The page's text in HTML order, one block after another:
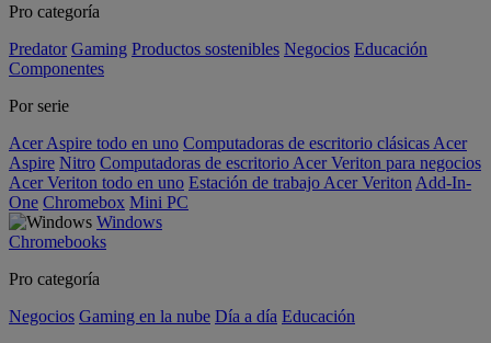
Pro categoría
Predator Gaming Productos sostenibles Negocios Educación
Componentes
Por serie
Acer Aspire todo en uno Computadoras de escritorio clásicas Acer
Aspire Nitro Computadoras de escritorio Acer Veriton para negocios
Acer Veriton todo en uno Estación de trabajo Acer Veriton Add-In-
One Chromebox Mini PC
Windows
Chromebooks
Pro categoría
Negocios Gaming en la nube Día a día Educación